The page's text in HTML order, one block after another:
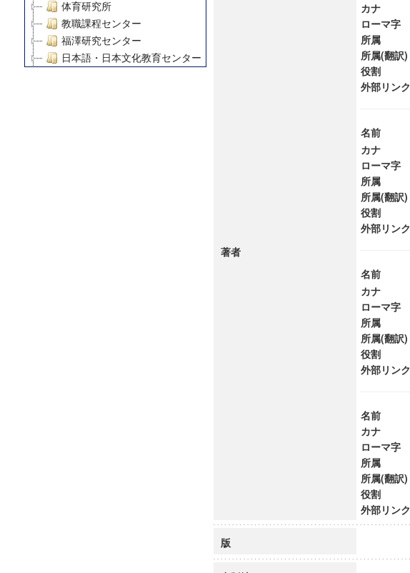
体育研究所
教職課程センター
福澤研究センター
日本語・日本文化教育センター
慶應義塾大学グローバルCOEプログラム市民社会ガバナンス教育研究センター
慶應義塾大学グローバルCOEプログラム論理と感性の先端的教育研究拠点
博士課程教育リーディングプログラム「超成熟社会発展のサイエンス」
著者
カナ
ローマ字
所属
所属(翻訳)
役割
外部リンク
名前
カナ
ローマ字
所属
所属(翻訳)
役割
外部リンク
名前
カナ
ローマ字
所属
所属(翻訳)
役割
外部リンク
名前
カナ
ローマ字
所属
所属(翻訳)
役割
外部リンク
版